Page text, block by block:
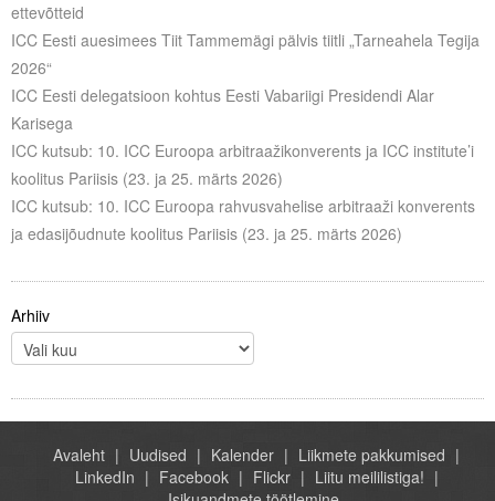
Liitu meililistiga
Oskusteave
Incoterms® 2020
Abimaterjalid
Projektid
ettevõtteid
ICC Eesti auesimees Tiit Tammemägi pälvis tiitli „Tarneahela Tegija
2026“
ICC Eesti delegatsioon kohtus Eesti Vabariigi Presidendi Alar
Karisega
ICC kutsub: 10. ICC Euroopa arbitraažikonverents ja ICC institute’i
koolitus Pariisis (23. ja 25. märts 2026)
ICC kutsub: 10. ICC Euroopa rahvusvahelise arbitraaži konverents
ja edasijõudnute koolitus Pariisis (23. ja 25. märts 2026)
Arhiiv
Avaleht Uudised Kalender
Liikmete pakkumised
LinkedIn
Facebook Flickr
Liitu meililistiga!